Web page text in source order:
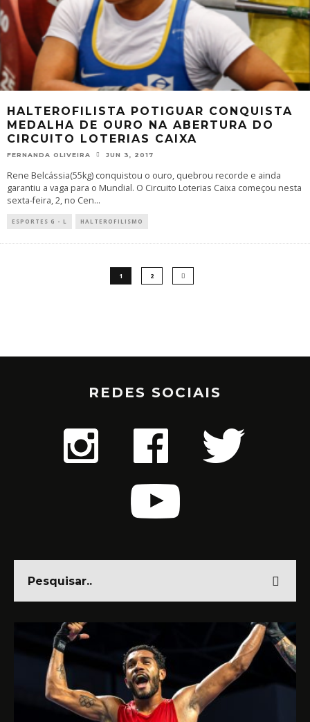
HALTEROFILISTA POTIGUAR CONQUISTA
MEDALHA DE OURO NA ABERTURA DO
CIRCUITO LOTERIAS CAIXA
FERNANDA OLIVEIRA JUN 3, 2017
Rene Belcássia(55kg) conquistou o ouro, quebrou recorde e ainda
garantiu a vaga para o Mundial. O Circuito Loterias Caixa começou nesta
sexta-feira, 2, no Cen...
ESPORTES G - L HALTEROFILISMO
1 2
REDES SOCIAIS